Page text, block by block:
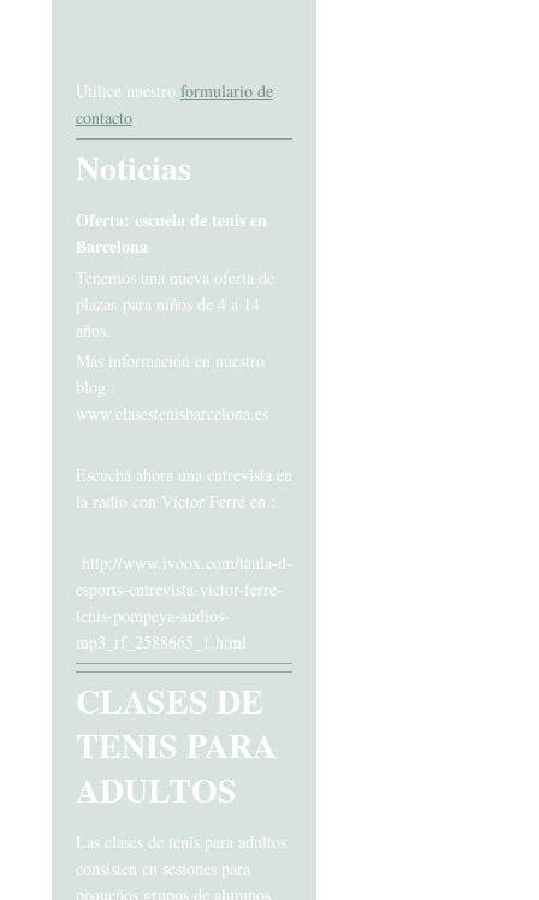
Utilice nuestro formulario de
contacto.
Noticias
Oferta: escuela de tenis en
Barcelona
Tenemos una nueva oferta de
plazas para niños de 4 a 14
años.
Más información en nuestro
blog :
www.clasestenisbarcelona.es
Escucha ahora una entrevista en
la radio con Víctor Ferré en :
http://www.ivoox.com/taula-d-
esports-entrevista-victor-ferre-
tenis-pompeya-audios-
mp3_rf_2588665_1.html
CLASES DE
TENIS PARA
ADULTOS
Las clases de tenis para adultos
consisten en sesiones para
pequeños grupos de alumnos